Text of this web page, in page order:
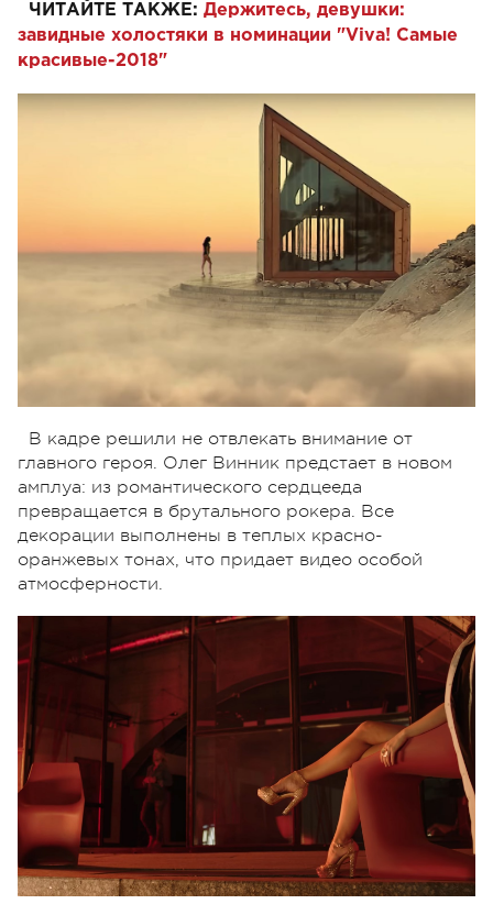
ЧИТАЙТЕ ТАКЖЕ: Держитесь, девушки:
завидные холостяки в номинации "Viva! Самые
красивые-2018"
В кадре решили не отвлекать внимание от
главного героя. Олег Винник предстает в новом
амплуа: из романтического сердцееда
превращается в брутального рокера. Все
декорации выполнены в теплых красно-
оранжевых тонах, что придает видео особой
атмосферности.